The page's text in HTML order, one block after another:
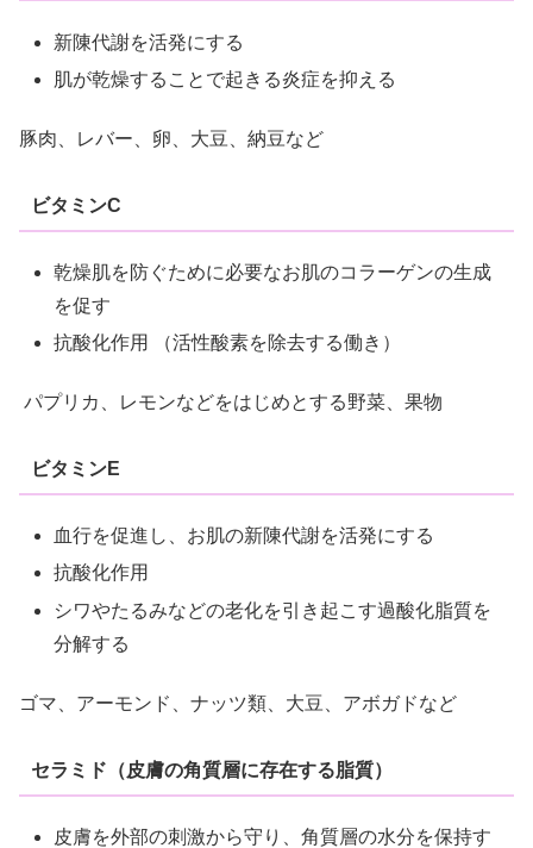
新陳代謝を活発にする
肌が乾燥することで起きる炎症を抑える
豚肉、レバー、卵、大豆、納豆など
ビタミンC
乾燥肌を防ぐために必要なお肌のコラーゲンの生成
を促す
抗酸化作用 （活性酸素を除去する働き）
パプリカ、レモンなどをはじめとする野菜、果物
ビタミンE
血行を促進し、お肌の新陳代謝を活発にする
抗酸化作用
シワやたるみなどの老化を引き起こす過酸化脂質を
分解する
ゴマ、アーモンド、ナッツ類、大豆、アボガドなど
セラミド（皮膚の角質層に存在する脂質）
皮膚を外部の刺激から守り、角質層の水分を保持す